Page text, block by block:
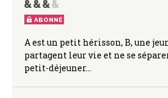
ABONNÉ
A est un petit hérisson, B, une
partagent leur vie et ne se
petit-déjeuner…